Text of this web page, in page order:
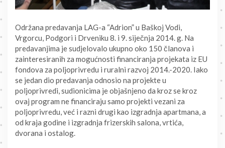
Održana predavanja LAG-a “Adrion” u Baškoj Vodi,
Vrgorcu, Podgori i Drveniku 8. i 9. siječnja 2014. g. Na
predavanjima je sudjelovalo ukupno oko 150 članova i
zainteresiranih za mogućnosti financiranja projekata iz EU
fondova za poljoprivredu i ruralni razvoj 2014.-2020. Iako
se jedan dio predavanja odnosio na projekte u
poljoprivredi, sudionicima je objašnjeno da kroz se kroz
ovaj program ne financiraju samo projekti vezani za
poljoprivredu, već i razni drugi kao izgradnja apartmana, a
od kraja godine i izgradnja frizerskih salona, vrtića,
dvorana i ostalog.